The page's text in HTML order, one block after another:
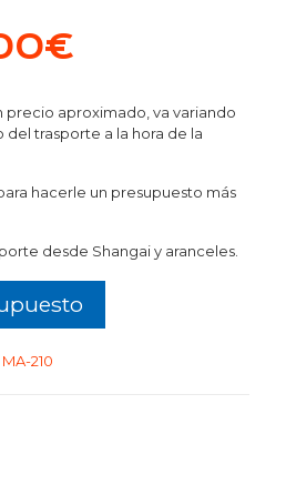
€
precio aproximado, va variando
trasporte a la hora de la
hacerle un presupuesto más
desde Shangai y aranceles.
MA-210